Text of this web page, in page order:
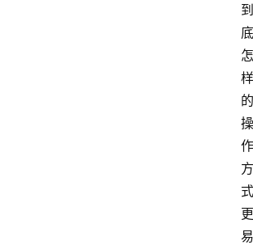
到
底
怎
样
的
操
作
方
式
更
易